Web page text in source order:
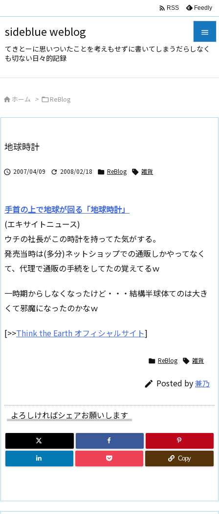
sideblue weblog
てきとーに思いついたことを考えもせずに書いてしまうだらしなく
も切ない日々的記録



 RSS Feedly
 ホーム > ReBlog
地球時計
 2007/04/09  2008/02/18  ReBlog  雑貨
手首の上で地球が回る「地球時計」
(エキサイトニュース)
ウチの社長がこの時計を持ってた気がする。
発売当時は(多分)ネットショップでの通販しかやってなく
て、代理で通販の手続をしてたの覚えてるｗ
一時期からしなくなったけど・・・結構半球体てのは大き
くて邪魔になったのかなｗ
[>>Think the Earth オフィシャルサイト]
 ReBlog  雑貨
 Posted by兼乃
よろしければシェアお願いします
Copy